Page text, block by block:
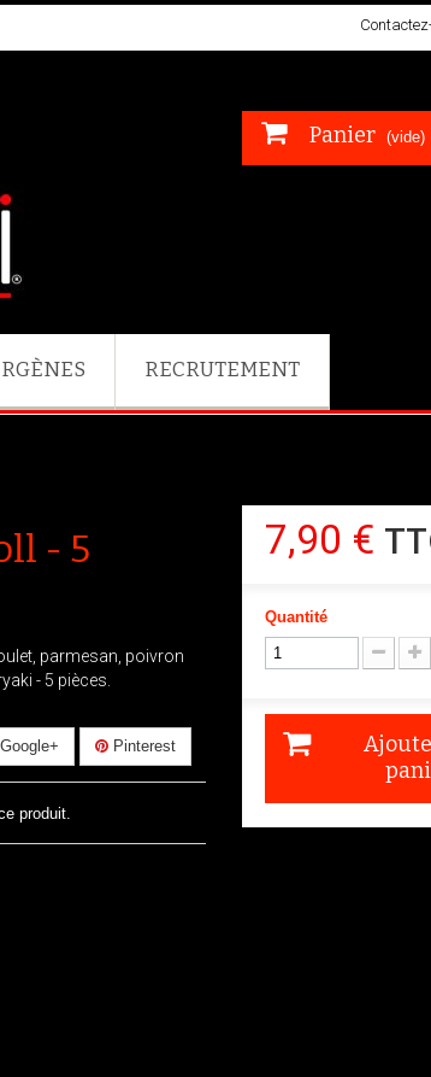
Panier (vide)
RECRUTEMENT
- 5
parmesan, poivron
- 5 pièces.
Google+ Pinterest
produit.
7,90 €
Quantité